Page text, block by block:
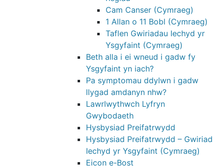
Cam Canser (Cymraeg)
1 Allan o 11 Bobl (Cymraeg)
Taflen Gwiriadau Iechyd yr
Ysgyfaint (Cymraeg)
Beth alla i ei wneud i gadw fy
Ysgyfaint yn iach?
Pa symptomau ddylwn i gadw
llygad amdanyn nhw?
Lawrlwythwch Lyfryn
Gwybodaeth
Hysbysiad Preifatrwydd
Hysbysiad Preifatrwydd – Gwiriad
Iechyd yr Ysgyfaint (Cymraeg)
Eicon e-Bost